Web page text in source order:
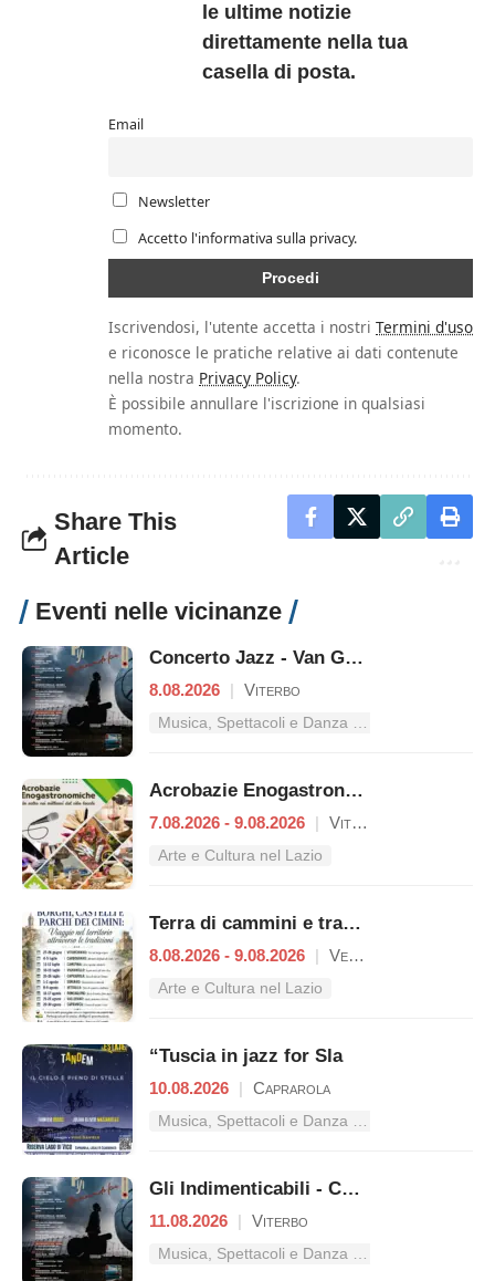
le ultime notizie
direttamente nella tua
casella di posta.
Email
Newsletter
Accetto l'informativa sulla privacy.
Iscrivendosi, l'utente accetta i nostri Termini d'uso
e riconosce le pratiche relative ai dati contenute
nella nostra Privacy Policy.
È possibile annullare l'iscrizione in qualsiasi
momento.
Share This
Article
Eventi nelle vicinanze
Concerto Jazz - Van Gogh
8.08.2026 | Viterbo
Musica, Spettacoli e Danza nel Lazio
Acrobazie Enogastronomiche
7.08.2026 - 9.08.2026 | Viterbo
Arte e Cultura nel Lazio
Terra di cammini e tradizioni
8.08.2026 - 9.08.2026 | Vetralla
Arte e Cultura nel Lazio
“Tuscia in jazz for Sla
10.08.2026 | Caprarola
Musica, Spettacoli e Danza nel Lazio
Gli Indimenticabili - Concerto pop
11.08.2026 | Viterbo
Musica, Spettacoli e Danza nel Lazio